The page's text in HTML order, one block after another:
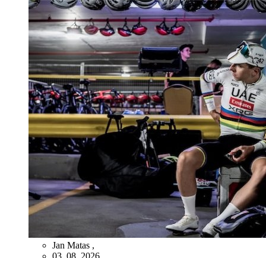
Jan Matas ,
03. 08. 2026